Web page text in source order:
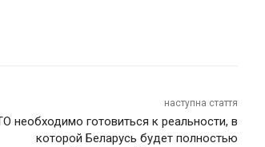
наступна стаття
необходимо готовиться к реальности, в
которой Беларусь будет полностью